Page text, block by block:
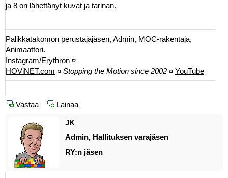
ja 8 on lähettänyt kuvat ja tarinan.
Palikkatakomon perustajajäsen, Admin, MOC-rakentaja,
Animaattori.
Instagram/Erythron ¤
HOViNET.com ¤ Stopping the Motion since 2002 ¤ YouTube
Vastaa Lainaa
JK
Admin, Hallituksen varajäsen
RY:n jäsen